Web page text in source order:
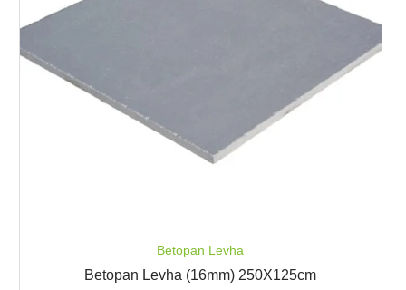
Betopan Levha
Betopan Levha (16mm) 250X125cm